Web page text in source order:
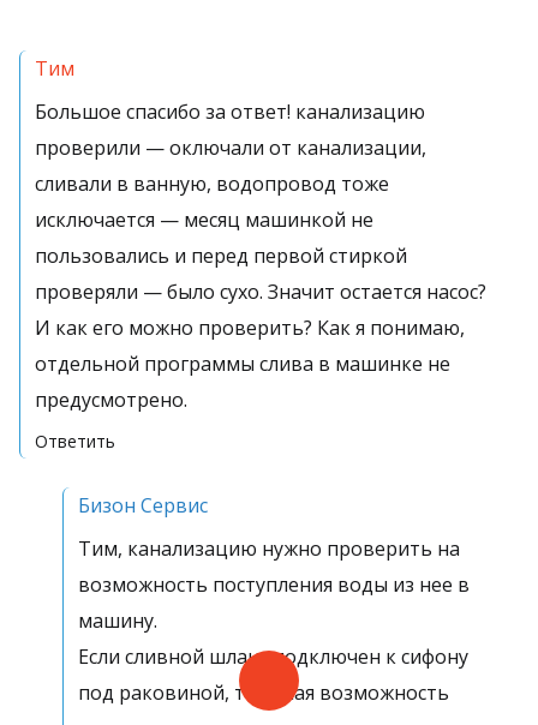
Тим
Большое спасибо за ответ! канализацию
проверили — оключали от канализации,
сливали в ванную, водопровод тоже
исключается — месяц машинкой не
пользовались и перед первой стиркой
проверяли — было сухо. Значит остается насос?
И как его можно проверить? Как я понимаю,
отдельной программы слива в машинке не
предусмотрено.
Ответить
Бизон Сервис
Тим, канализацию нужно проверить на
возможность поступления воды из нее в
машину.
Если сливной шланг подключен к сифону
под раковиной, то такая возможность